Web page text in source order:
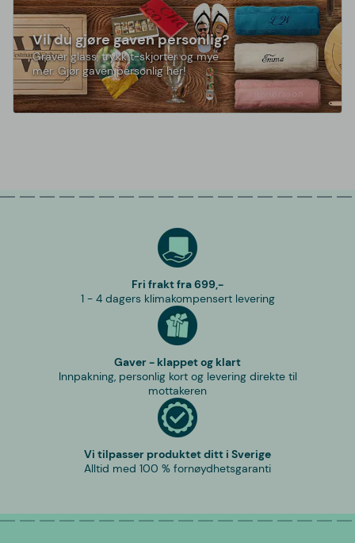
Vil du gjøre gaven personlig?
Graver glass, trykk t-skjorter og mye
mer. Gjør gaven personlig her!
Fri frakt fra 699,-
1 - 4 dagers klimakompensert levering
Gaver - klappet og klart
Innpakning, personlig kort og levering direkte til
mottakeren
Vi tilpasser produktet ditt i Sverige
Alltid med 100 % fornøydhetsgaranti